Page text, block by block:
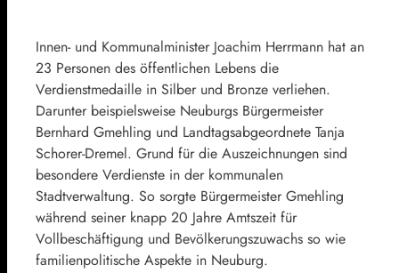
Innen- und Kommunalminister Joachim Herrmann hat an
23 Personen des öffentlichen Lebens die
Verdienstmedaille in Silber und Bronze verliehen.
Darunter beispielsweise Neuburgs Bürgermeister
Bernhard Gmehling und Landtagsabgeordnete Tanja
Schorer-Dremel. Grund für die Auszeichnungen sind
besondere Verdienste in der kommunalen
Stadtverwaltung. So sorgte Bürgermeister Gmehling
während seiner knapp 20 Jahre Amtszeit für
Vollbeschäftigung und Bevölkerungszuwachs so wie
familienpolitische Aspekte in Neuburg.